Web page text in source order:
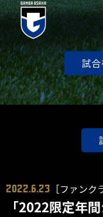
試
2022.6.23 ［ファンク
「2022限定年